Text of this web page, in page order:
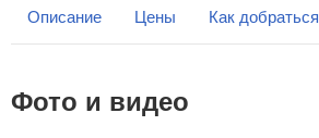
Описание Цены Как добраться
Фото и видео